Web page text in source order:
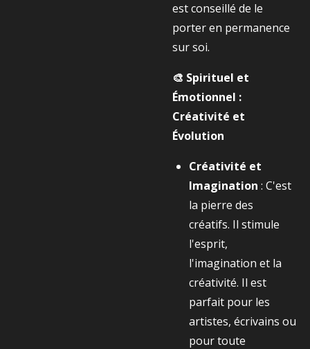
est conseillé de le
porter en permanence
sur soi.
🎨 Spirituel et
Émotionnel :
Créativité et
Évolution
Créativité et
Imagination : C'est
la pierre des
créatifs. Il stimule
l'esprit,
l'imagination et la
créativité. Il est
parfait pour les
artistes, écrivains ou
pour toute